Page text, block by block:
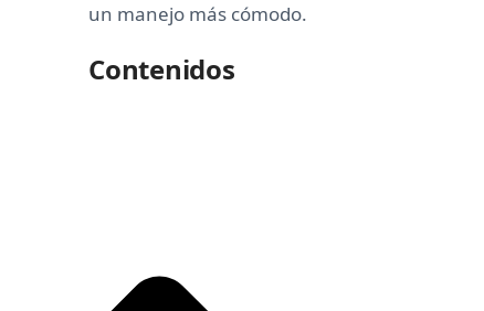
un manejo más cómodo.
Contenidos